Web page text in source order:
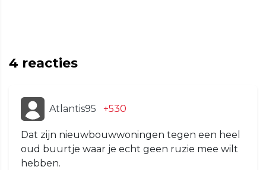
4 reacties
Atlantis95 +530
Dat zijn nieuwbouwwoningen tegen een heel
oud buurtje waar je echt geen ruzie mee wilt
hebben.